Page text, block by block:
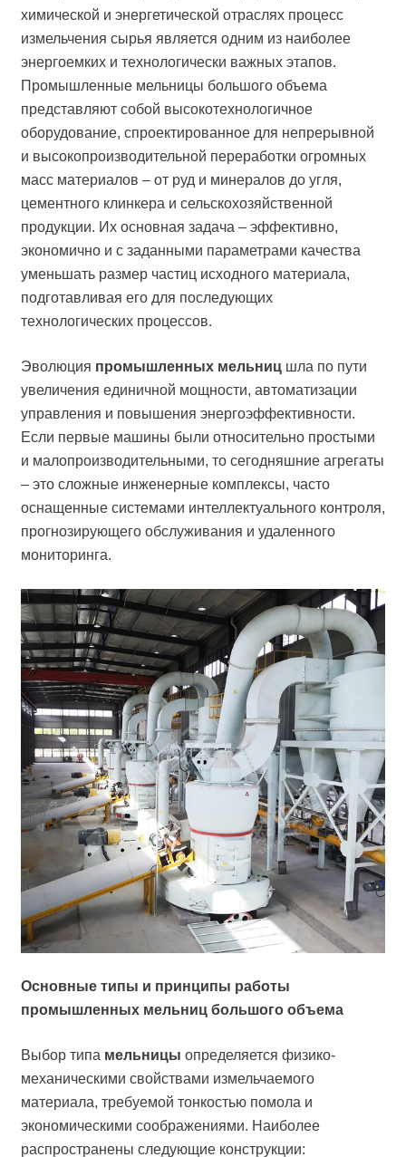
химической и энергетической отраслях процесс
измельчения сырья является одним из наиболее
энергоемких и технологически важных этапов.
Промышленные мельницы большого объема
представляют собой высокотехнологичное
оборудование, спроектированное для непрерывной
и высокопроизводительной переработки огромных
масс материалов – от руд и минералов до угля,
цементного клинкера и сельскохозяйственной
продукции. Их основная задача – эффективно,
экономично и с заданными параметрами качества
уменьшать размер частиц исходного материала,
подготавливая его для последующих
технологических процессов.
Эволюция промышленных мельницшла по пути
увеличения единичной мощности, автоматизации
управления и повышения энергоэффективности.
Если первые машины были относительно простыми
и малопроизводительными, то сегодняшние агрегаты
– это сложные инженерные комплексы, часто
оснащенные системами интеллектуального контроля,
прогнозирующего обслуживания и удаленного
мониторинга.
Основные типы и принципы работы
промышленных мельниц большого объема
Выбор типа мельницы определяется физико-
механическими свойствами измельчаемого
материала, требуемой тонкостью помола и
экономическими соображениями. Наиболее
распространены следующие конструкции: